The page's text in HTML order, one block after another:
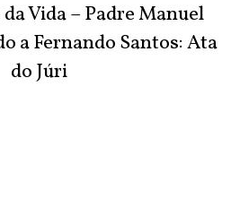
Vida – Padre Manuel
a Fernando Santos: Ata
do Júri